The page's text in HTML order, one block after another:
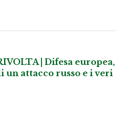
| Difesa europea,
un attacco russo e i veri